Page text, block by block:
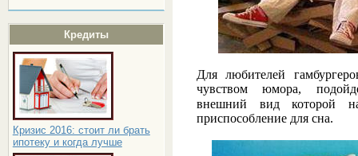
Кредиты
Кризис 2016: стоит ли брать
ипотеку и когда лучше
Для любителей
чувством юмора,
внешний вид которой
приспособление для сна.